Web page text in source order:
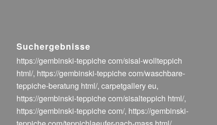
Suchergebnisse
https://gembinski-teppiche com/sisal-wollteppich
html/, https://gembinski-teppiche com/waschbare-
teppiche-beratung html/, carpetgallery eu,
https://gembinski-teppiche com/sisalteppich html/,
https://gembinski-teppiche com/, https://gembinski-